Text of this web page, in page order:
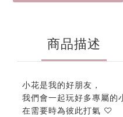
商品描述
小花是我的好朋友，
我們會一起玩好多專屬的
在需要時為彼此打氣 ♡